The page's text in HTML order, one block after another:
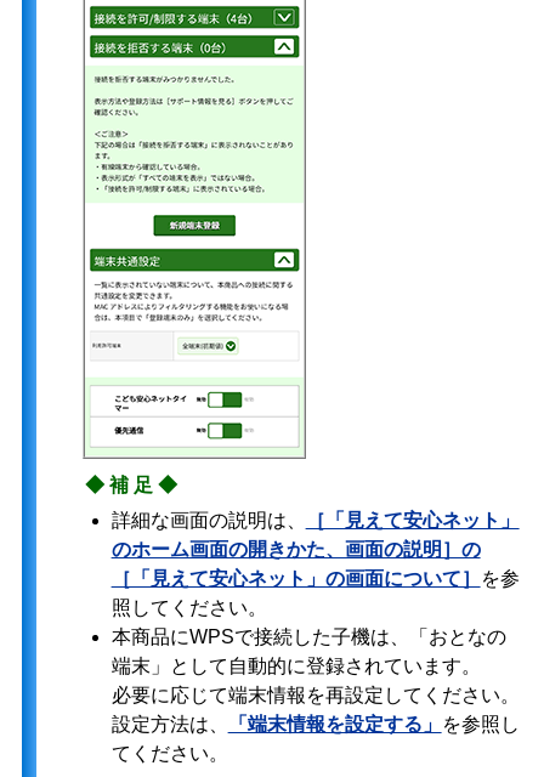
◆補足◆
詳細な画面の説明は、
［「見えて安心ネット」
のホーム画面の開きかた、画面の説明］の
［「見えて安心ネット」の画面について］
を参
照してください。
本商品にWPSで接続した子機は、「おとなの
端末」として自動的に登録されています。
必要に応じて端末情報を再設定してください。
設定方法は、
「端末情報を設定する」 を参照し
てください。